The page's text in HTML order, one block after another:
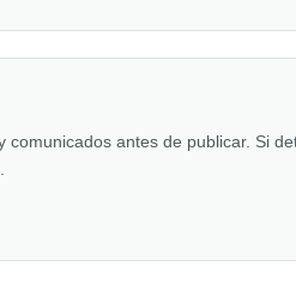
antes de publicar. Si